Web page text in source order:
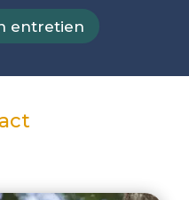
entretien